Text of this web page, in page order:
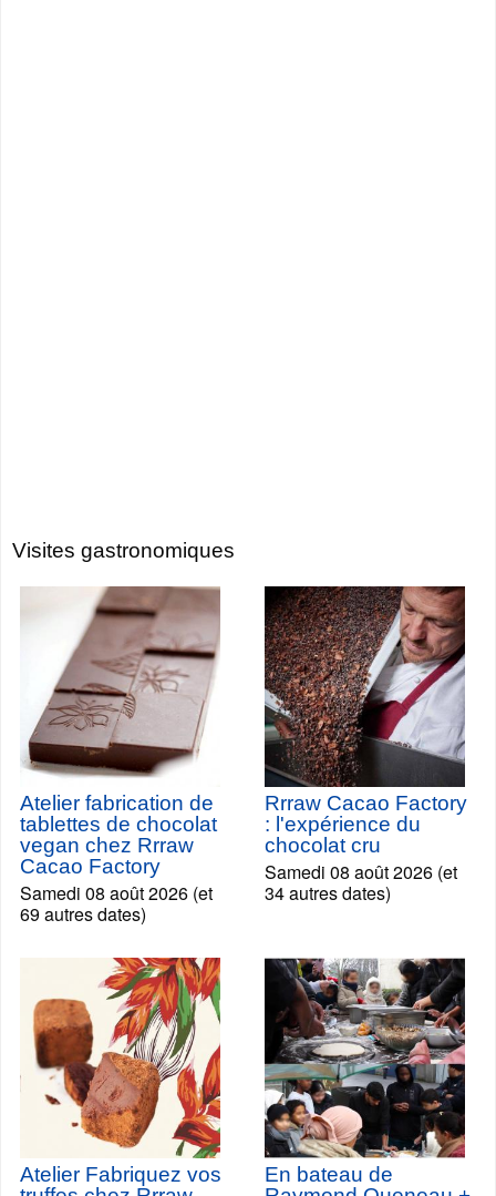
Visites gastronomiques
Atelier fabrication de
tablettes de chocolat
vegan chez Rrraw
Cacao Factory
Samedi 08 août 2026 (et
69 autres dates)
Rrraw Cacao Factory
: l'expérience du
chocolat cru
Samedi 08 août 2026 (et
34 autres dates)
Atelier Fabriquez vos
En bateau de